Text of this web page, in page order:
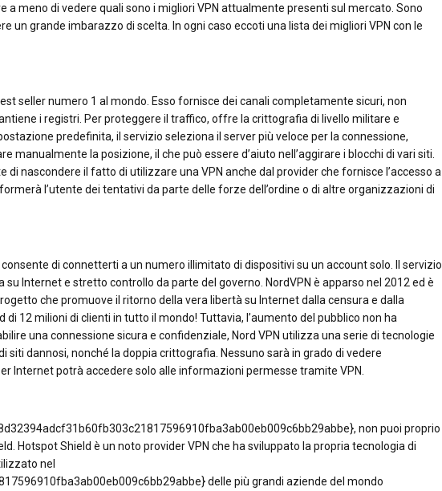
a meno di vedere quali sono i migliori VPN attualmente presenti sul mercato. Sono
un grande imbarazzo di scelta. In ogni caso eccoti una lista dei migliori VPN con le
seller numero 1 al mondo. Esso fornisce dei canali completamente sicuri, non
i registri. Per proteggere il traffico, offre la crittografia di livello militare e
predefinita, il servizio seleziona il server più veloce per la connessione,
manualmente la posizione, il che può essere d’aiuto nell’aggirare i blocchi di vari siti.
nascondere il fatto di utilizzare una VPN anche dal provider che fornisce l’accesso a
l’utente dei tentativi da parte delle forze dell’ordine o di altre organizzazioni di
di connetterti a un numero illimitato di dispositivi su un account solo. Il servizio
su Internet e stretto controllo da parte del governo. NordVPN è apparso nel 2012 ed è
che promuove il ritorno della vera libertà su Internet dalla censura e dalla
di 12 milioni di clienti in tutto il mondo! Tuttavia, l’aumento del pubblico non ha
una connessione sicura e confidenziale, Nord VPN utilizza una serie di tecnologie
siti dannosi, nonché la doppia crittografia. Nessuno sarà in grado di vedere
Internet potrà accedere solo alle informazioni permesse tramite VPN.
non puoi proprio
Hotspot Shield è un noto provider VPN che ha sviluppato la propria tecnologia di
nel
delle più grandi aziende del mondo